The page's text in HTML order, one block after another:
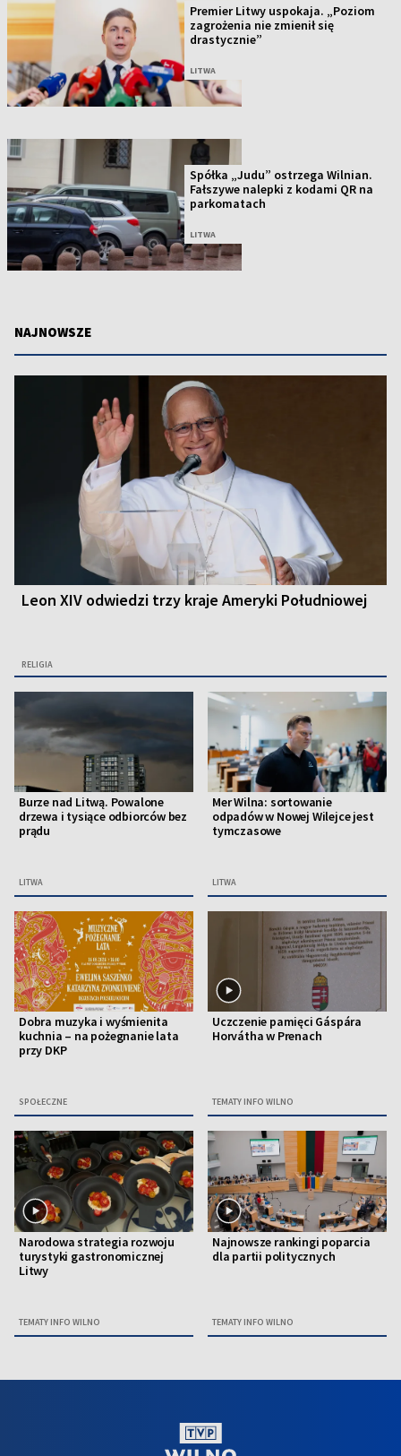
Premier Litwy uspokaja. „Poziom
zagrożenia nie zmienił się
drastycznie”
LITWA
Spółka „Judu” ostrzega Wilnian.
Fałszywe nalepki z kodami QR na
parkomatach
LITWA
NAJNOWSZE
Leon XIV odwiedzi trzy kraje Ameryki Południowej
RELIGIA
Burze nad Litwą. Powalone
drzewa i tysiące odbiorców bez
prądu
LITWA
Mer Wilna: sortowanie
odpadów w Nowej Wilejce jest
tymczasowe
LITWA
Dobra muzyka i wyśmienita
kuchnia – na pożegnanie lata
przy DKP
SPOŁECZNE
Uczczenie pamięci Gáspára
Horvátha w Prenach
TEMATY INFO WILNO
Narodowa strategia rozwoju
turystyki gastronomicznej
Litwy
TEMATY INFO WILNO
Najnowsze rankingi poparcia
dla partii politycznych
TEMATY INFO WILNO